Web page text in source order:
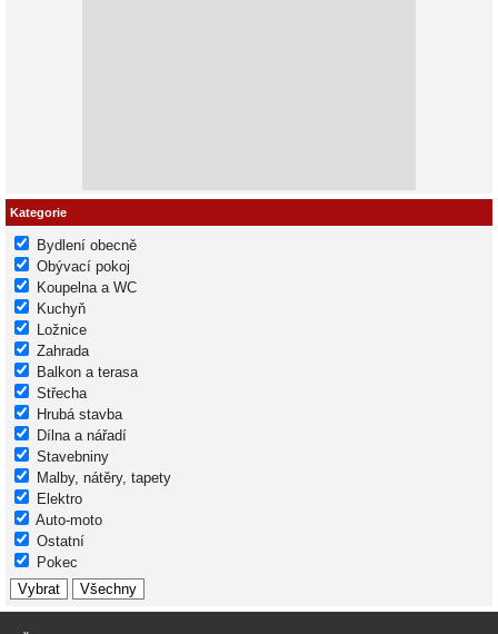
Kategorie
Bydlení obecně
Obývací pokoj
Koupelna a WC
Kuchyň
Ložnice
Zahrada
Balkon a terasa
Střecha
Hrubá stavba
Dílna a nářadí
Stavebniny
Malby, nátěry, tapety
Elektro
Auto-moto
Ostatní
Pokec